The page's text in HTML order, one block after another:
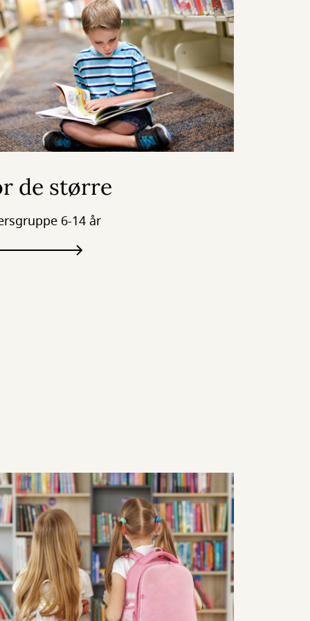
de større
6-14 år